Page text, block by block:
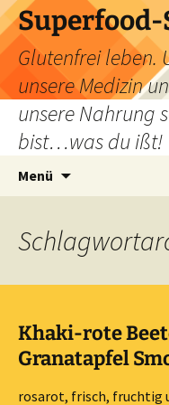
Zum
Inhalt
springen
Glutenfrei leben.
unsere Medizin
unsere Nahrung
bist…was du ißt!
Menü
Khaki-rote
Granatapfel
rosarot, frisch, fruchtig